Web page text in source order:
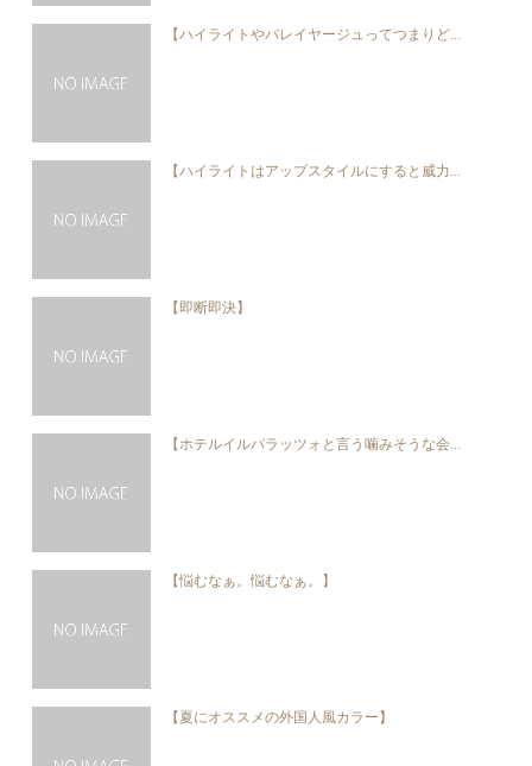
【ハイライトやバレイヤージュってつまりど...
【ハイライトはアップスタイルにすると威力...
【即断即決】
【ホテルイルパラッツォと言う噛みそうな会...
【悩むなぁ。悩むなぁ。】
【夏にオススメの外国人風カラー】